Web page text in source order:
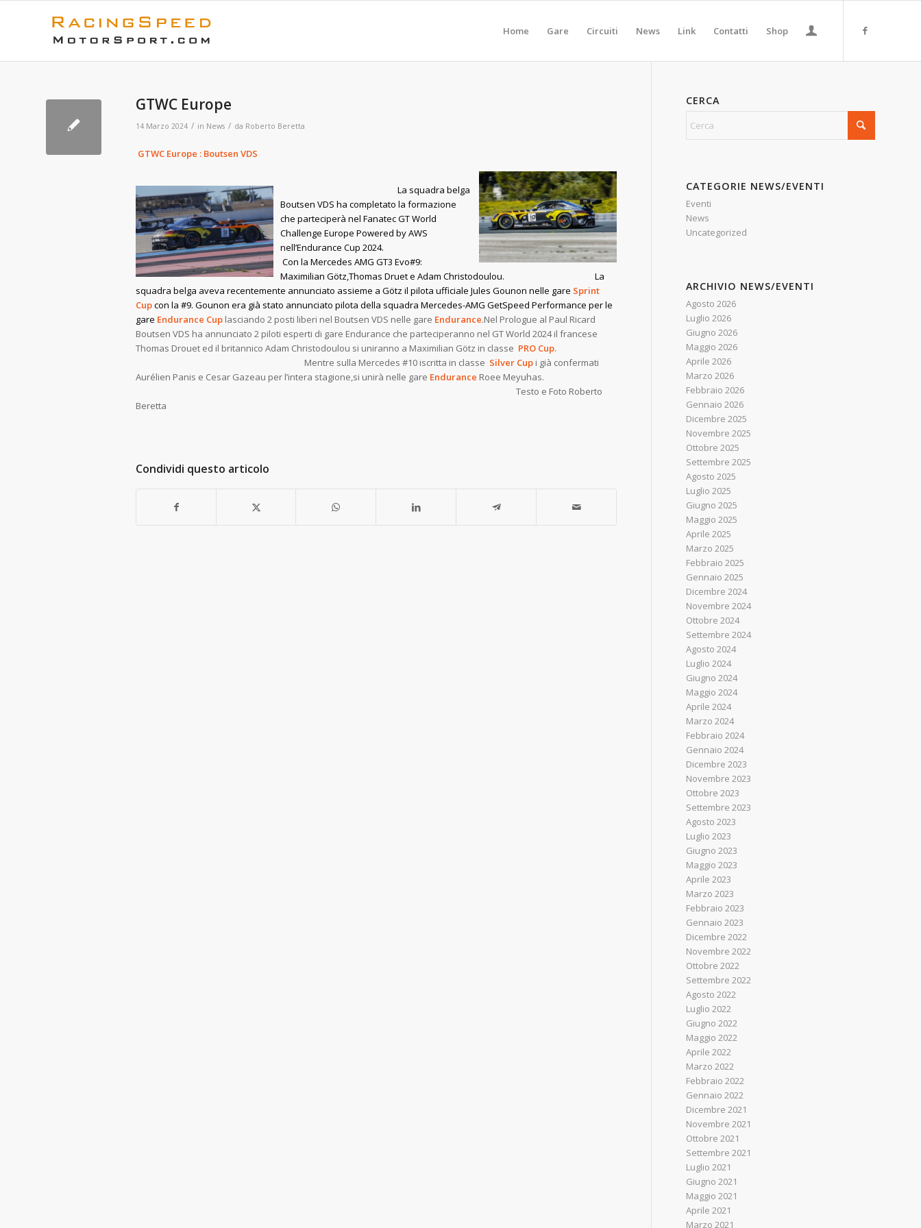
Home Gare Circuiti News Link Contatti Shop
GTWC Europe
14 Marzo 2024 / in News / da Roberto Beretta
GTWC Europe : Boutsen VDS
La squadra belga
Boutsen VDS ha completato la formazione
che parteciperà nel Fanatec GT World
Challenge Europe Powered by AWS
nell’Endurance Cup 2024.
Con la Mercedes AMG GT3 Evo#9:
Maximilian Götz,Thomas Druet e Adam Christodoulou. La
squadra belga aveva recentemente annunciato assieme a Götz il pilota ufficiale Jules Gounon nelle gare Sprint
Cupcon la #9. Gounon era già stato annunciato pilota della squadra Mercedes-AMG GetSpeed Performance per le
gare Endurance Cup lasciando 2 posti liberi nel Boutsen VDS nelle gare Endurance.Nel Prologue al Paul Ricard
Boutsen VDS ha annunciato 2 piloti esperti di gare Endurance che parteciperanno nel GT World 2024 il francese
Thomas Drouet ed il britannico Adam Christodoulou si uniranno a Maximilian Götz in classe PRO Cup.
Mentre sulla Mercedes #10 iscritta in classe Silver Cup i già confermati
Aurélien Panis e Cesar Gazeau per l’intera stagione,si unirà nelle gare Endurance Roee Meyuhas.
Testo e Foto Roberto
Beretta
Condividi questo articolo
CERCA
CATEGORIE NEWS/EVENTI
Eventi
News
Uncategorized
ARCHIVIO NEWS/EVENTI
Agosto 2026
Luglio 2026
Giugno 2026
Maggio 2026
Aprile 2026
Marzo 2026
Febbraio 2026
Gennaio 2026
Dicembre 2025
Novembre 2025
Ottobre 2025
Settembre 2025
Agosto 2025
Luglio 2025
Giugno 2025
Maggio 2025
Aprile 2025
Marzo 2025
Febbraio 2025
Gennaio 2025
Dicembre 2024
Novembre 2024
Ottobre 2024
Settembre 2024
Agosto 2024
Luglio 2024
Giugno 2024
Maggio 2024
Aprile 2024
Marzo 2024
Febbraio 2024
Gennaio 2024
Dicembre 2023
Novembre 2023
Ottobre 2023
Settembre 2023
Agosto 2023
Luglio 2023
Giugno 2023
Maggio 2023
Aprile 2023
Marzo 2023
Febbraio 2023
Gennaio 2023
Dicembre 2022
Novembre 2022
Ottobre 2022
Settembre 2022
Agosto 2022
Luglio 2022
Giugno 2022
Maggio 2022
Aprile 2022
Marzo 2022
Febbraio 2022
Gennaio 2022
Dicembre 2021
Novembre 2021
Ottobre 2021
Settembre 2021
Luglio 2021
Giugno 2021
Maggio 2021
Aprile 2021
Marzo 2021